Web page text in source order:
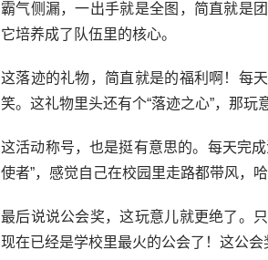
霸气侧漏，一出手就是全图，简直就是
它培养成了队伍里的核心。
这落迹的礼物，简直就是的福利啊！每
笑。这礼物里头还有个“落迹之心”，那玩
这活动称号，也是挺有意思的。每天完
使者”，感觉自己在校园里走路都带风，哈
最后说说公会奖，这玩意儿就更绝了。
现在已经是学校里最火的公会了！这公